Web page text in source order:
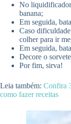
No
banana;
Em seguida,
Caso
colher para ir
Em seguida,
Decore o
Por fim, sirva!
Leia também: Confira
como fazer receitas